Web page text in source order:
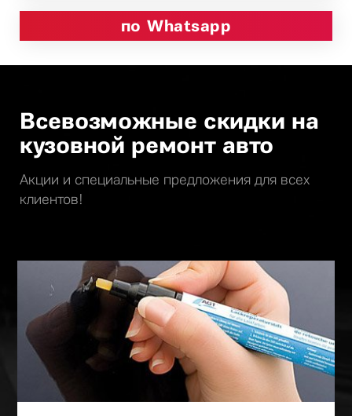
по Whatsapp
Всевозможные скидки на
кузовной ремонт авто
Акции и специальные предложения для всех
клиентов!